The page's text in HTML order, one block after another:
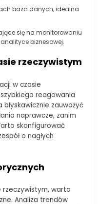
baza danych, idealna
się na monitorowaniu
biznesowej.
rzeczywistym
w czasie
reagowania
zauważyć
naprawcze, zanim
skonfigurować
o nagłych
rzeczywistym, warto
Analiza trendów